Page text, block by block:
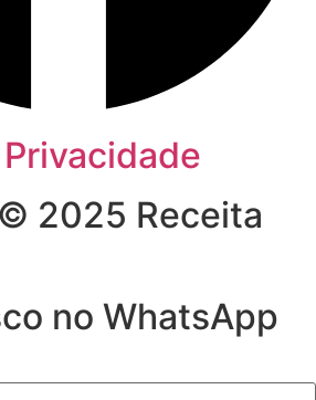
2025 Receita
no WhatsApp